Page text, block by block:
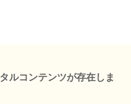
ルコンテンツが存在しま